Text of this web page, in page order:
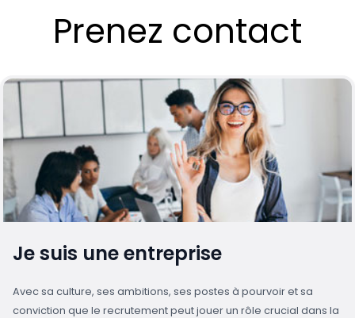
Prenez contact
Je suis une entreprise
Avec sa culture, ses ambitions, ses postes à pourvoir et sa
conviction que le recrutement peut jouer un rôle crucial dans la